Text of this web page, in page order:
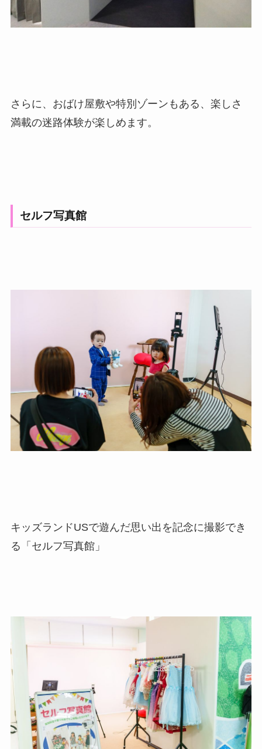
さらに、おばけ屋敷や特別ゾーンもある、楽しさ
満載の迷路体験が楽しめます。
セルフ写真館
キッズランドUSで遊んだ思い出を記念に撮影でき
る「セルフ写真館」